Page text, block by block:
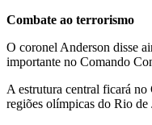
Combate ao terrorismo
O coronel Anderson disse
importante no Comando
A estrutura central ficará
regiões olímpicas do Rio de